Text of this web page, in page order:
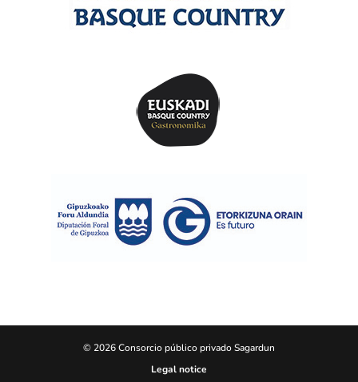
© 2026 Consorcio público privado Sagardun
Legal notice